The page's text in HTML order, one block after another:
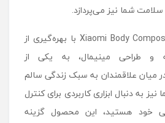
شما نیز می‌پردازد.
ترازو Xiaomi Body Composition Scale S400 با بهره‌گیری از
و طراحی مینیمال، به یکی از
میان علاقمندان به سبک زندگی سالم
به دنبال ابزاری کاربردی برای کنترل
خود هستید، این محصول گزینه‌